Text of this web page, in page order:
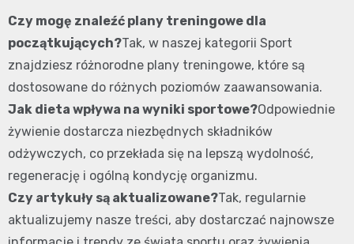
Czy mogę znaleźć plany treningowe dla
początkujących?Tak, w naszej kategorii Sport
znajdziesz różnorodne plany treningowe, które są
dostosowane do różnych poziomów zaawansowania.
Jak dieta wpływa na wyniki sportowe?Odpowiednie
żywienie dostarcza niezbędnych składników
odżywczych, co przekłada się na lepszą wydolność,
regenerację i ogólną kondycję organizmu.
Czy artykuły są aktualizowane?Tak, regularnie
aktualizujemy nasze treści, aby dostarczać najnowsze